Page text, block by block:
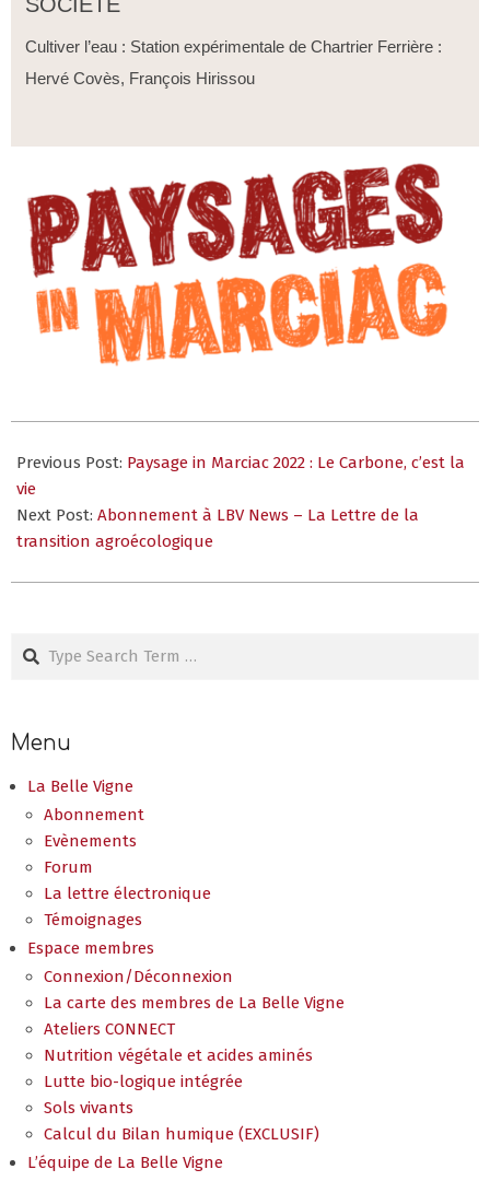
Cultiver l’eau : Station expérimentale de Chartrier Ferrière :
Hervé Covès, François Hirissou
08-
26
Previous Post: Paysage in Marciac 2022 : Le Carbone, c’est la
vie
Next Post: Abonnement à LBV News – La Lettre de la
transition agroécologique
Search
Menu
La Belle Vigne
Abonnement
Evènements
Forum
La lettre électronique
Témoignages
Espace membres
Connexion/Déconnexion
La carte des membres de La Belle Vigne
Ateliers CONNECT
Nutrition végétale et acides aminés
Lutte bio-logique intégrée
Sols vivants
Calcul du Bilan humique (EXCLUSIF)
L’équipe de La Belle Vigne